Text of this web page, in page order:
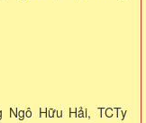
Hữu Hải, TCTy